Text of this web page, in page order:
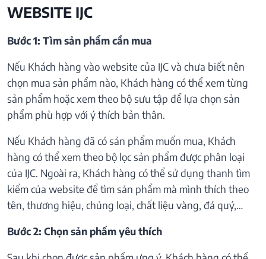
WEBSITE IJC
Bước 1: Tìm sản phẩm cần mua
Nếu Khách hàng vào website của IJC và chưa biết nên
chọn mua sản phẩm nào, Khách hàng có thể xem từng
sản phẩm hoặc xem theo bộ sưu tập để lựa chọn sản
phẩm phù hợp với ý thích bản thân.
Nếu Khách hàng đã có sản phẩm muốn mua, Khách
hàng có thể xem theo bộ lọc sản phẩm được phân loại
của IJC. Ngoài ra, Khách hàng có thể sử dụng thanh tìm
kiếm của website để tìm sản phẩm mà mình thích theo
tên, thương hiệu, chủng loại, chất liệu vàng, đá quý,…
Bước 2: Chọn sản phẩm yêu thích